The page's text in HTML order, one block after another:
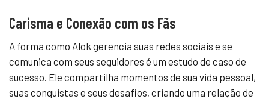
Carisma e Conexão com os Fãs
A forma como Alok gerencia suas redes sociais e se
comunica com seus seguidores é um estudo de caso de
sucesso. Ele compartilha momentos de sua vida pessoal,
suas conquistas e seus desafios, criando uma relação de